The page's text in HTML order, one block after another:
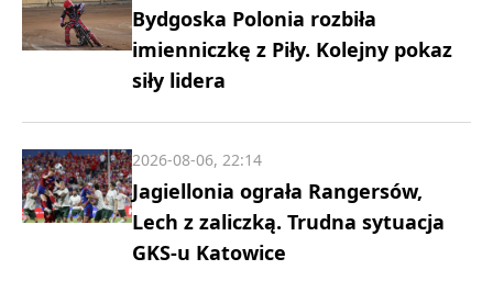
Bydgoska Polonia rozbiła
imienniczkę z Piły. Kolejny pokaz
siły lidera
Jagiellonia ograła Rangersów,
Lech z zaliczką. Trudna sytuacja
GKS-u Katowice
2026-08-06, 22:14